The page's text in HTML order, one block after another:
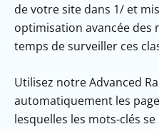
de votre site dans 1/ et
optimisation avancée des
temps de surveiller ces
Utilisez notre Advanced
automatiquement les
lesquelles les mots-clés